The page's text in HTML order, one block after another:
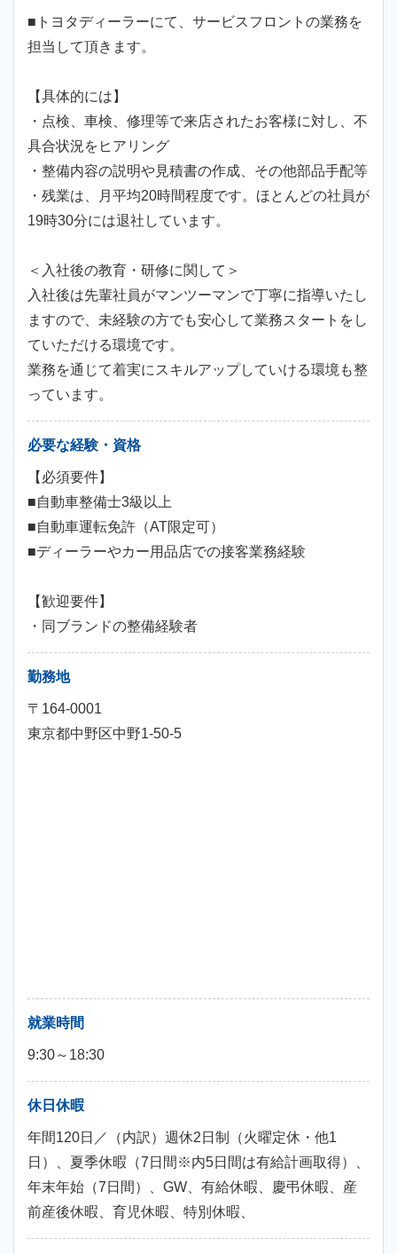
■トヨタディーラーにて、サービスフロントの業務を
担当して頂きます。
【具体的には】
・点検、車検、修理等で来店されたお客様に対し、不
具合状況をヒアリング
・整備内容の説明や見積書の作成、その他部品手配等
・残業は、月平均20時間程度です。ほとんどの社員が
19時30分には退社しています。
＜入社後の教育・研修に関して＞
入社後は先輩社員がマンツーマンで丁寧に指導いたし
ますので、未経験の方でも安心して業務スタートをし
ていただける環境です。
業務を通じて着実にスキルアップしていける環境も整
っています。
必要な経験・資格
【必須要件】
■自動車整備士3級以上
■自動車運転免許（AT限定可）
■ディーラーやカー用品店での接客業務経験
【歓迎要件】
・同ブランドの整備経験者
勤務地
〒164-0001
東京都中野区中野1-50-5
就業時間
9:30～18:30
休日休暇
年間120日／（内訳）週休2日制（火曜定休・他1
日）、夏季休暇（7日間※内5日間は有給計画取得）、
年末年始（7日間）、GW、有給休暇、慶弔休暇、産
前産後休暇、育児休暇、特別休暇、